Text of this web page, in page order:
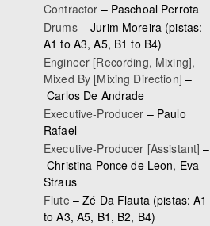
Contractor – Paschoal Perrota
Drums–Jurim Moreira(pistas:
A1 to A3, A5, B1 to B4)
Engineer [Recording, Mixing],
Mixed By [Mixing Direction] –
Carlos De Andrade
Executive-Producer – Paulo
Rafael
Executive-Producer [Assistant] –
Christina Ponce de Leon, Eva
Straus
Flute–Zé Da Flauta(pistas: A1
to A3, A5, B1, B2, B4)